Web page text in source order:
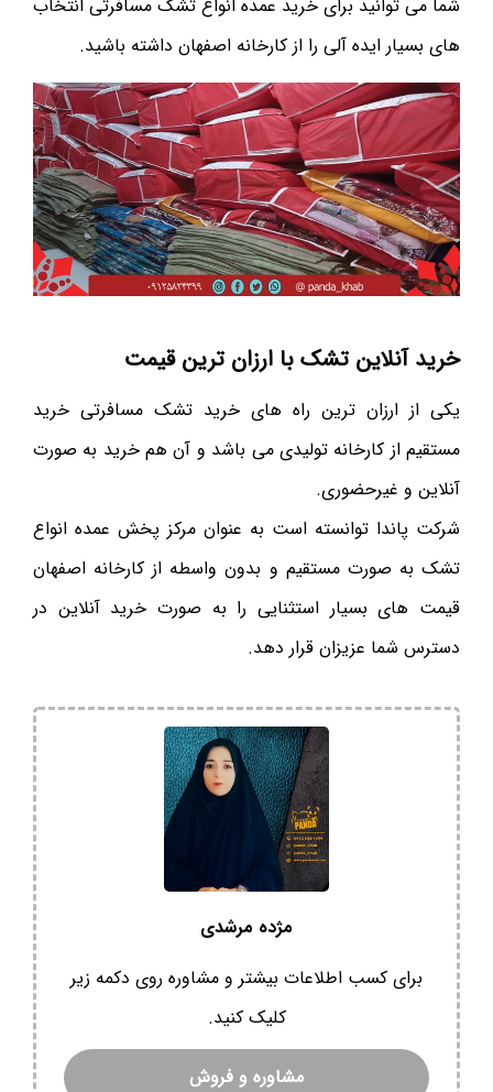
شما می توانید برای خرید عمده انواع تشک مسافرتی انتخاب
های بسیار ایده آلی را از کارخانه اصفهان داشته باشید.
خرید آنلاین تشک با ارزان ترین قیمت
یکی از ارزان ترین راه های خرید تشک مسافرتی خرید
مستقیم از کارخانه تولیدی می باشد و آن هم خرید به صورت
آنلاین و غیرحضوری.
شرکت پاندا توانسته است به عنوان مرکز پخش عمده انواع
تشک به صورت مستقیم و بدون واسطه از کارخانه اصفهان
قیمت های بسیار استثنایی را به صورت خرید آنلاین در
دسترس شما عزیزان قرار دهد.
مژده مرشدی
برای کسب اطلاعات بیشتر و مشاوره روی دکمه زیر
کلیک کنید.
مشاوره و فروش